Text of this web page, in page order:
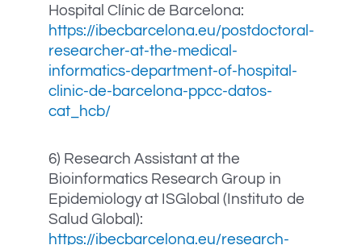
Hospital Clínic de Barcelona:
https://ibecbarcelona.eu/postdoctoral-
researcher-at-the-medical-
informatics-department-of-hospital-
clinic-de-barcelona-ppcc-datos-
cat_hcb/
6) Research Assistant at the
Bioinformatics Research Group in
Epidemiology at ISGlobal (Instituto de
Salud Global):
https://ibecbarcelona.eu/research-